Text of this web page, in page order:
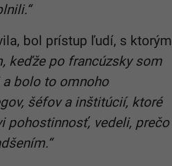
bol prístup ľudí, s
keďže po francúzsky som
bolo to omnoho
šéfov a inštitúcií, ktoré
pohostinnosť, vedeli, prečo